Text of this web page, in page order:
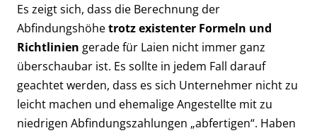
Es zeigt sich, dass die Berechnung der
Abfindungshöhetrotz existenter Formeln und
Richtlinien gerade für Laien nicht immer ganz
überschaubar ist. Es sollte in jedem Fall darauf
geachtet werden, dass es sich Unternehmer nicht zu
leicht machen und ehemalige Angestellte mit zu
niedrigen Abfindungszahlungen „abfertigen“. Haben